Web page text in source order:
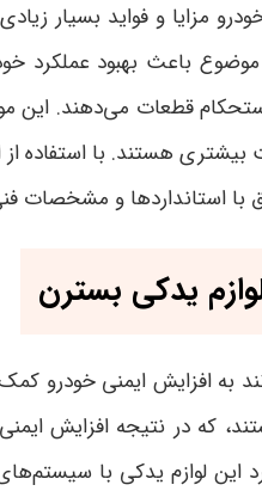
مزایا و فواید بسیار
باعث بهبود عملکرد
قطعات می‌دهند. این
هستند. با استفاده
با استانداردها و مشخصات
یدکی بسترن
به افزایش ایمنی خودرو
که در نتیجه افزایش
این لوازم یدکی با